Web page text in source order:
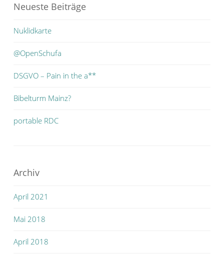
Neueste Beiträge
Nuklidkarte
@OpenSchufa
DSGVO – Pain in the a**
Bibelturm Mainz?
portable RDC
Archiv
April 2021
Mai 2018
April 2018